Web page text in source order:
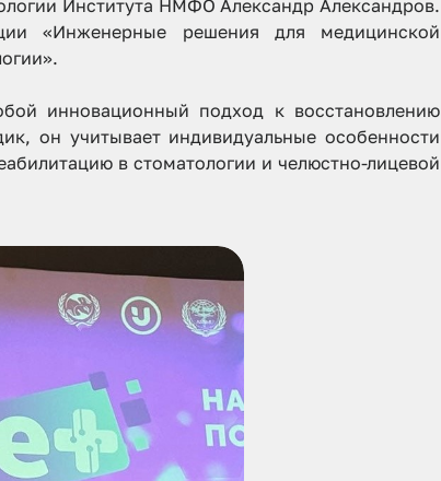
Института НМФО Александр Александров.
«Инженерные решения для медицинской
инновационный подход к восстановлению
он учитывает индивидуальные особенности
в стоматологии и челюстно-лицевой